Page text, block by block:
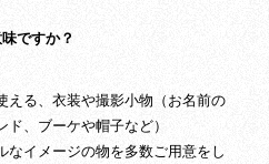
ですか？
える、衣装や撮影小物（お名前の
、ブーケや帽子など）
なイメージの物を多数ご用意をし